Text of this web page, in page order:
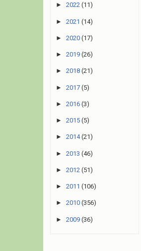
► 2022 (11)
► 2021 (14)
► 2020 (17)
► 2019 (26)
► 2018 (21)
► 2017 (5)
► 2016 (3)
► 2015 (5)
► 2014 (21)
► 2013 (46)
► 2012 (51)
► 2011 (106)
► 2010 (356)
► 2009 (36)